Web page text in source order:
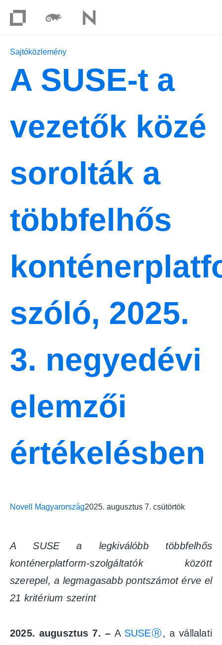
Sajtóközlemény
A SUSE-t a
vezetők közé
sorolták a
többfelhős
szóló, 2025.
3. negyedévi
elemzői
értékelésben
Novell Magyarország2025. augusztus 7. csütörtök
A SUSE a legkiválóbb többfelhős
konténerplatform‑szolgáltatók között
szerepel, a legmagasabb pontszámot érve el
21 kritérium szerint
2025. augusztus 7. – A SUSEⓇ, a vállalati